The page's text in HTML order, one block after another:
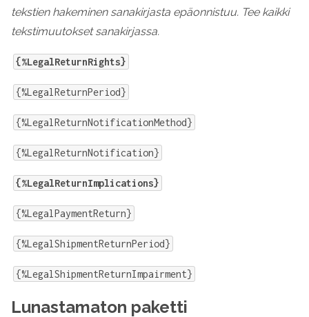
tekstien hakeminen sanakirjasta epäonnistuu. Tee kaikki
tekstimuutokset sanakirjassa.
{%LegalReturnRights}
{%LegalReturnPeriod}
{%LegalReturnNotificationMethod}
{%LegalReturnNotification}
{%LegalReturnImplications}
{%LegalPaymentReturn}
{%LegalShipmentReturnPeriod}
{%LegalShipmentReturnImpairment}
Lunastamaton paketti